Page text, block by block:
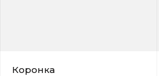
Коронка